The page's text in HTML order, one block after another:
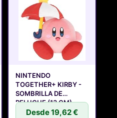
NINTENDO
TOGETHER+ KIRBY -
SOMBRILLA DE
PELUCHE (13 CM)
Desde 19,62 €